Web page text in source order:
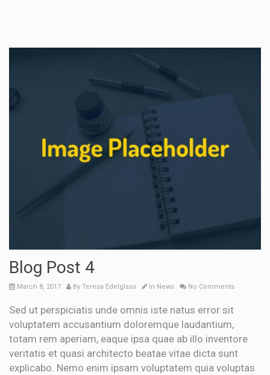
Blog Post 4
March 8, 2017 By Teresa Edelglass In News No Comments
Sed ut perspiciatis unde omnis iste natus error sit
voluptatem accusantium doloremque laudantium,
totam rem aperiam, eaque ipsa quae ab illo inventore
veritatis et quasi architecto beatae vitae dicta sunt
explicabo. Nemo enim ipsam voluptatem quia voluptas